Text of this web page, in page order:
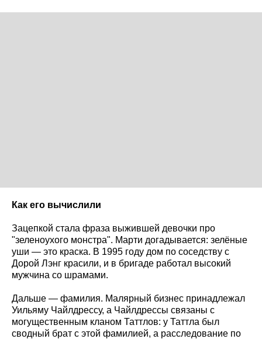
Как его вычислили
Зацепкой стала фраза выжившей девочки про
"зеленоухого монстра". Марти догадывается: зелёные
уши — это краска. В 1995 году дом по соседству с
Дорой Лэнг красили, и в бригаде работал высокий
мужчина со шрамами.
Дальше — фамилия. Малярный бизнес принадлежал
Уильяму Чайлдрессу, а Чайлдрессы связаны с
могущественным кланом Таттлов: у Таттла был
сводный брат с этой фамилией, а расследование по